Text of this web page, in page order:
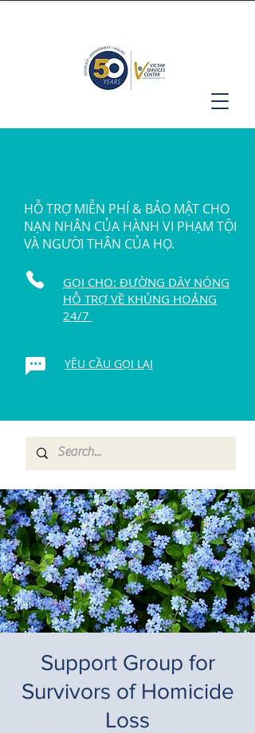
HỖ TRỢ MIỄN PHÍ & BẢO MẬT CHO
NẠN NHÂN CỦA HÀNH VI PHẠM TỘI
VÀ NGƯỜI THÂN CỦA HỌ.
GỌI CHO: ĐƯỜNG DÂY NÓNG
HỖ TRỢ VỀ KHỦNG HOẢNG
24/7
YÊU CẦU GỌI LẠI
Support Group for
Survivors of Homicide
Loss